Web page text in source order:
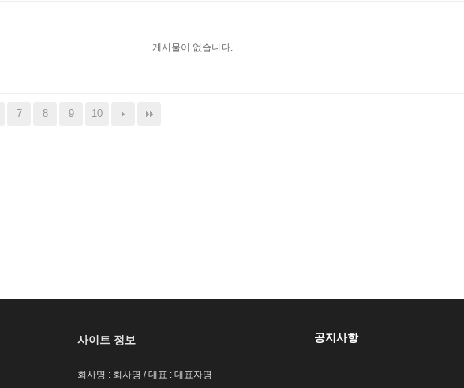
게시물이 없습니다.
7 8 9 10
사이트 정보
회사명 : 회사명 / 대표 : 대표자명
공지사항